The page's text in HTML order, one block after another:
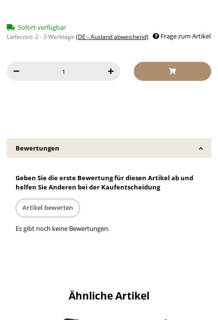
Sofort verfügbar
Lieferzeit:2 - 3 Werktage (DE - Ausland abweichend) Frage zum Artikel
Bewertungen
Geben Sie die erste Bewertung für diesen Artikel ab und
helfen Sie Anderen bei der Kaufentscheidung
Artikel bewerten
Es gibt noch keine Bewertungen.
Ähnliche Artikel